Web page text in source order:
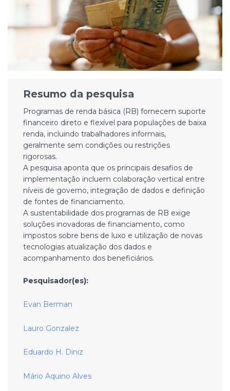
Resumo da pesquisa
Programas de renda básica (RB) fornecem suporte
financeiro direto e flexível para populações de baixa
renda, incluindo trabalhadores informais,
geralmente sem condições ou restrições
rigorosas.
A pesquisa aponta que os principais desafios de
implementação incluem colaboração vertical entre
níveis de governo, integração de dados e definição
de fontes de financiamento.
A sustentabilidade dos programas de RB exige
soluções inovadoras de financiamento, como
impostos sobre bens de luxo e utilização de novas
tecnologias atualização dos dados e
acompanhamento dos beneficiários.
Pesquisador(es):
Evan Berman
Lauro Gonzalez
Eduardo H. Diniz
Mário Aquino Alves